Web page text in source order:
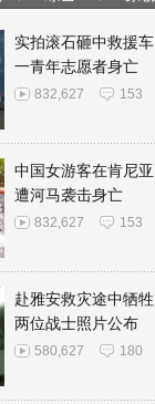
实拍滚石砸中救援车
一青年志愿者身亡
832,627 153
中国女游客在肯尼亚
遭河马袭击身亡
832,627 153
赴雅安救灾途中牺牲
两位战士照片公布
580,627 180